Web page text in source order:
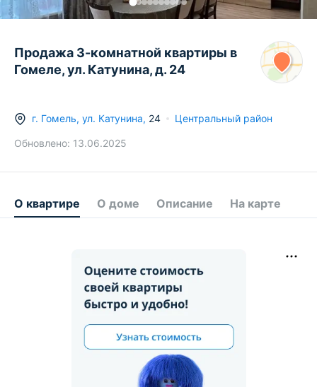
Продажа 3-комнатной квартиры в
Гомеле, ул. Катунина, д. 24
г. Гомель, ул. Катунина, 24 Центральный район
Обновлено: 13.06.2025
О квартире О доме Описание На карте